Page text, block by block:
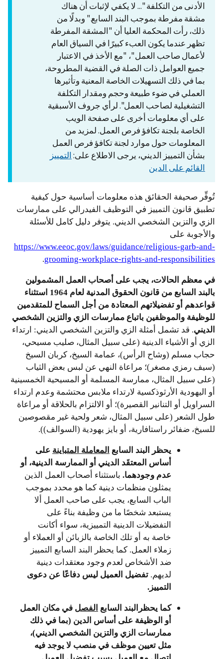
الأدنى من التكلفة "... لا يكفي لإثبات أن هناك
مشقة مفرطة بموجب البند السابع." وبدلًا من
ذلك، رأت المحكمة العليا أن "المشقة المفرطة
تظهر عندما يكون العبء كبيرًا في السياق العام
لأعمال صاحب العمل"، "مع الأخذ في الاعتبار
جميع العوامل ذات الصلة في القضية المطروحة،
بما في ذلك التسهيلات الخاصة المعنية وتأثيرها
العملي في ضوء طبيعة وحجم ومقدار التكلفة
التشغيلية لصاحب العمل". لرأي جروف الأسبقية
على أي معلومات أخرى على صفحة الويب
الخاصة بلجنة تكافؤ فرص العمل. لمزيد من
المعلومات حول موارد لجنة تكافؤ فرص العمل
بشأن التمييز الديني، يرجى الاطلاع على:التمييز
القائم على الدين
تُوفِّر صحيفة الحقائق هذه معلومات أساسية حول كيفية
تطبيق قانون التمييز في التوظيف الفيدرالي على ممارسات
الزي والتزين الشخصي الديني. يتوفر دليل كامل للأسئلة
والأجوبة على
https://www.eeoc.gov/laws/guidance/religious-garb-and-
grooming-workplace-rights-and-responsibilities
.
في معظم الحالات، يجب على أصحاب العمل المشمولين
بالبند
السابع من قانون الحقوق المدنية لعام 1964 استثناء
قواعدهم أو تفضيلاتهم المعتادة من أجل السماح للمتقدمين
للوظيفة والموظفين باتباع ممارسات الزي والتزين الشخصي
الديني. قد تشمل أمثلة الزي والتزين الشخصي الديني: ارتداء
الزي أو الأشياء الدينية (على سبيل المثال، صليب مسيحي،
حجاب مسلم (وشاح الرأس)، عمامة السيخ، كربان السيخ
(سيف رمزي مصغر)؛ مراعاة النهي عن لبس بعض الثياب
(على سبيل المثال، ممارسة المسلمة أو المسيحية الخمسينية
أو اليهودية الأرثوذكسية لارتداء ملابس محتشمة وعدم ارتداء
السراويل أو التنانير القصيرة)؛ أو الالتزام بالحلاقة أو مراعاة
طول الشعر (على سبيل المثال، شعر ولحية غير مقصوصين
للسيخ، ضفائر راستافارية، أو بايز يهودية (السوالف)).
يحظر البند السابع المعاملة المتباينة على
أساس المعتقَد الديني أو الممارسة الدينية، أو
عدم وجودهما. باستثناء أصحاب العمل الذين
يمثلون منظمات دينية كما هو محدد بموجب
الباب السابع، يجب على صاحب العمل ألا
يستبعد شخصًا ما من وظيفة بناءً على
التفضيلات الدينية التمييزية، سواء أكانت
خاصة به أو تلك الخاصة بالزبائن أو العملاء أو
زملاء العمل. كما يحظر
البند السابع التمييز
ضد الأشخاص لعدم وجود معتقدات دينية
لديهم. تفضيل العميل ليس دفاعًا عن دعوى
التمييز.
كما يحظر البند السابع الفصل في مكان العمل
أو الوظيفة على أساس الدين (بما في ذلك
ممارسات الزي والتزين الشخصي الديني)،
مثل تعيين موظف في منصب لا يوجد فيه